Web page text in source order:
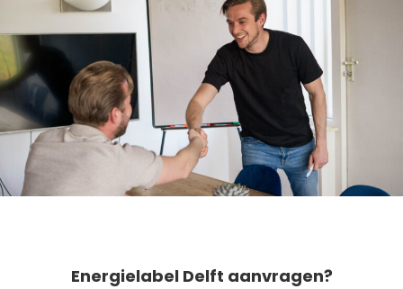
Energielabel Delft aanvragen?